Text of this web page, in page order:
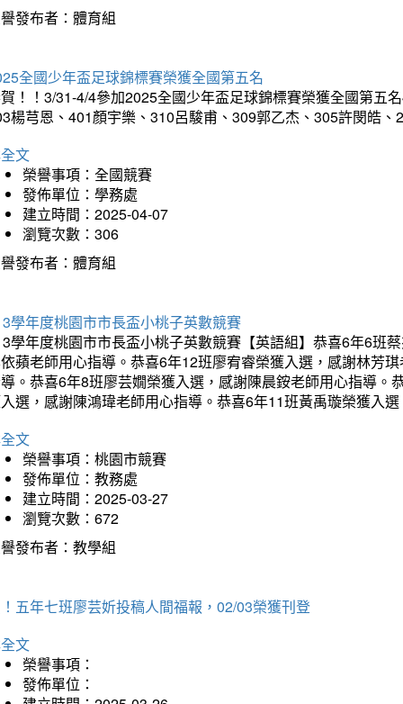
發布者：體育組
全國少年盃足球錦標賽榮獲全國第五名
！！3/31-4/4參加2025全國少年盃足球錦標賽榮獲全國第五
楊芎恩、401顏宇樂、310呂駿甫、309郭乙杰、305許閔皓
文
榮譽事項：全國競賽
發佈單位：學務處
建立時間：2025-04-07
瀏覽次數：306
發布者：體育組
學年度桃園市市長盃小桃子英數競賽
學年度桃園市市長盃小桃子英數競賽【英語組】恭喜6年6班
蘋老師用心指導。恭喜6年12班廖宥睿榮獲入選，感謝林芳
。恭喜6年8班廖芸嫺榮獲入選，感謝陳晨銨老師用心指導
選，感謝陳鴻瑋老師用心指導。恭喜6年11班黃禹璇榮獲入
文
榮譽事項：桃園市競賽
發佈單位：教務處
建立時間：2025-03-27
瀏覽次數：672
發布者：教學組
五年七班廖芸妡投稿人間福報，02/03榮獲刊登
文
榮譽事項：
發佈單位：